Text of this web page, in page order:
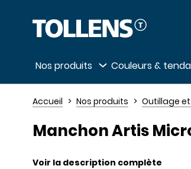
Passer la liste des
Nos produits Couleurs &
Accueil Nos produits Outillage
Manchon Artis
Voir la description complète